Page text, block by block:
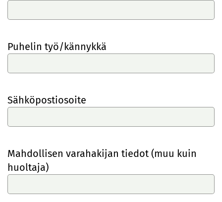
Puhelin työ/kännykkä
Sähköpostiosoite
Mahdollisen varahakijan tiedot (muu kuin
huoltaja)